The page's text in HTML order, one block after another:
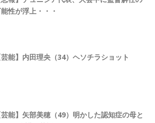
性が浮上・・・
芸能】内田理央（34）ヘソチラショット
芸能】矢部美穂（49）明かした認知症の母と